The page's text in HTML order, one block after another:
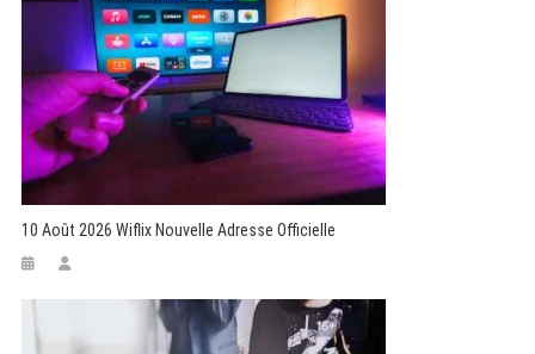
10 Août 2026 Wiflix Nouvelle Adresse Officielle